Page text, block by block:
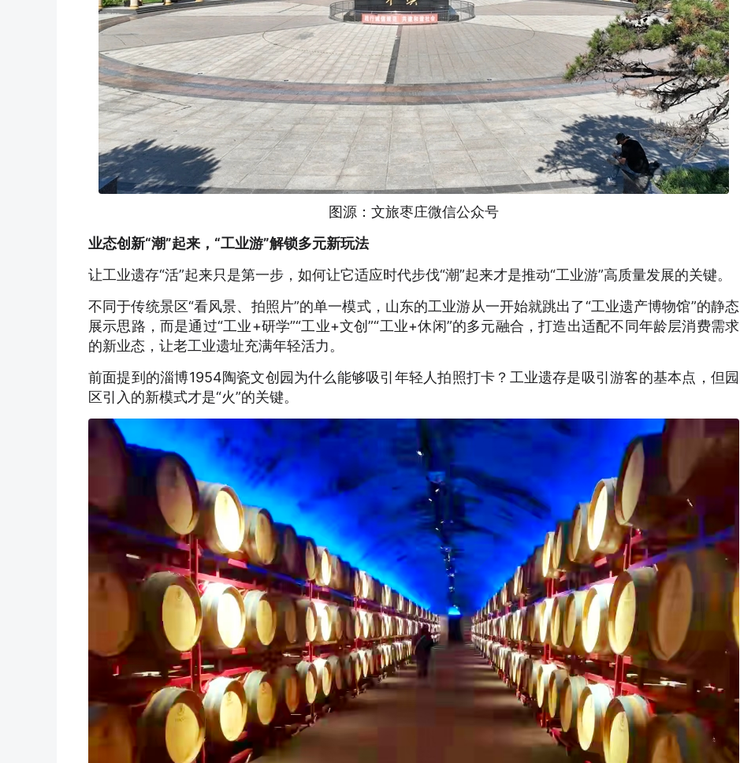
图源：文旅枣庄微信公众号
业态创新“潮”起来，“工业游”解锁多元新玩法
让工业遗存“活”起来只是第一步，如何让它适应时代步伐“潮”起来才是推动“工业游”高质量发展的关键。
不同于传统景区“看风景、拍照片”的单一模式，山东的工业游从一开始就跳出了“工业遗产博物馆”的静态
展示思路，而是通过“工业+研学”“工业+文创”“工业+休闲”的多元融合，打造出适配不同年龄层消费需求
的新业态，让老工业遗址充满年轻活力。
前面提到的淄博1954陶瓷文创园为什么能够吸引年轻人拍照打卡？工业遗存是吸引游客的基本点，但园
区引入的新模式才是“火”的关键。